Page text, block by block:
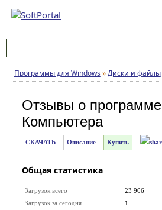
Программы для Windows »Диски и файлы
Отзывы о программе
Компьютера
СКАЧАТЬ Описание Купить
Общая статистика
Загрузок всего
23 906
Загрузок за сегодня
1